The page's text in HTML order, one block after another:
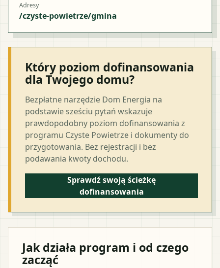
Adresy
/czyste-powietrze/gmina
Który poziom dofinansowania
dla Twojego domu?
Bezpłatne narzędzie Dom Energia na
podstawie sześciu pytań wskazuje
prawdopodobny poziom dofinansowania z
programu Czyste Powietrze i dokumenty do
przygotowania. Bez rejestracji i bez
podawania kwoty dochodu.
Sprawdź swoją ścieżkę
dofinansowania
Jak działa program i od czego
zacząć